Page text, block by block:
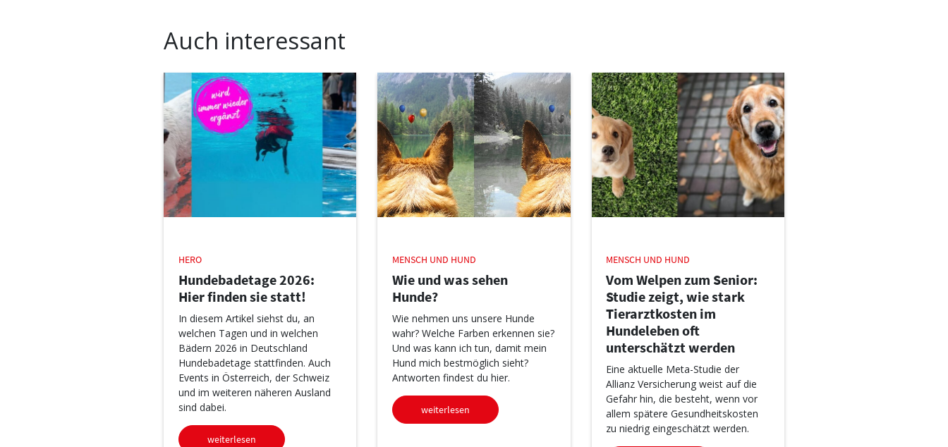
Auch interessant
HERO
Hundebadetage 2026:
Hier finden sie statt!
In diesem Artikel siehst du, an
welchen Tagen und in welchen
Bädern 2026 in Deutschland
Hundebadetage stattfinden. Auch
Events in Österreich, der Schweiz
und im weiteren näheren Ausland
sind dabei.
weiterlesen
MENSCH UND HUND
Wie und was sehen
Hunde?
Wie nehmen uns unsere Hunde
wahr? Welche Farben erkennen sie?
Und was kann ich tun, damit mein
Hund mich bestmöglich sieht?
Antworten findest du hier.
weiterlesen
MENSCH UND HUND
Vom Welpen zum Senior:
Studie zeigt, wie stark
Tierarztkosten im
Hundeleben oft
unterschätzt werden
Eine aktuelle Meta-Studie der
Allianz Versicherung weist auf die
Gefahr hin, die besteht, wenn vor
allem spätere Gesundheitskosten
zu niedrig eingeschätzt werden.